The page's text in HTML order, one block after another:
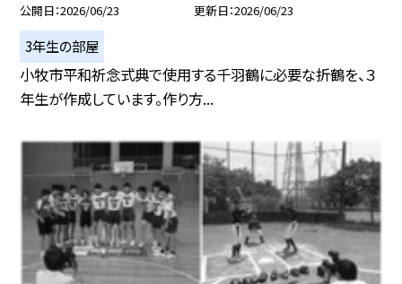
公開日 2026/06/23 更新日 2026/06/23
3年生の部屋
小牧市平和祈念式典で使用する千羽鶴に必要な折鶴を、３
年生が作成しています。作り方...